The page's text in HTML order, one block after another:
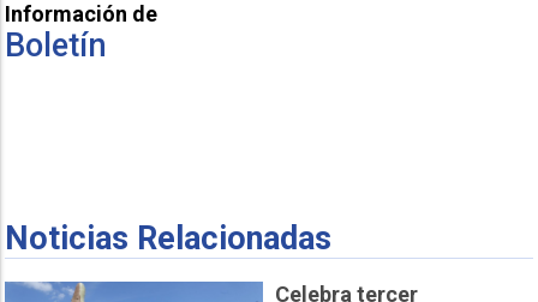
Información de
Boletín
Noticias Relacionadas
Celebra tercer